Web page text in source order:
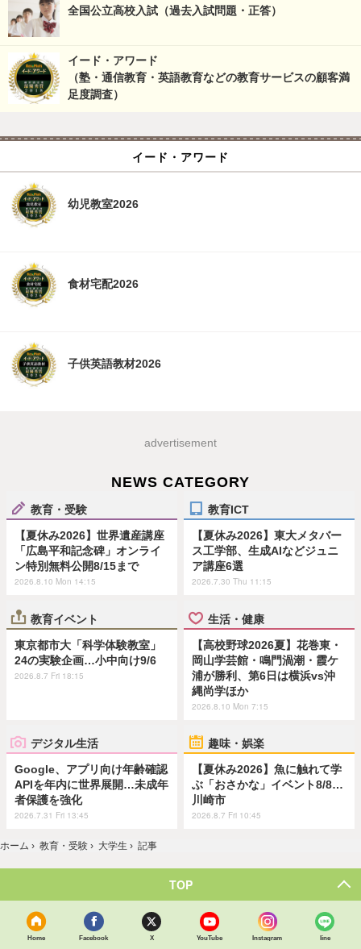
全国公立高校入試（過去入試問題・正答）
イード・アワード
（塾・通信教育・英語教育などの教育サービスの顧客満
足度調査）
イード・アワード
幼児教室2026
食材宅配2026
子供英語教材2026
advertisement
NEWS CATEGORY
教育・受験
【夏休み2026】世界遺産講座
「広島平和記念碑」オンライ
ン特別無料公開8/15まで
2026.8.10 Mon 14:15
教育ICT
【夏休み2026】東大メタバー
ス工学部、生成AIなどジュニ
ア講座6選
2026.7.30 Thu 11:15
教育イベント
東京都市大「科学体験教室」
24の実験企画…小中向け9/6
2026.8.7 Fri 18:15
生活・健康
【高校野球2026夏】花巻東・
岡山学芸館・鳴門渦潮・霞ケ
浦が勝利、第6日は横浜vs沖
縄尚学ほか
2026.8.10 Mon 7:15
デジタル生活
Google、アプリ向け年齢確認
APIを年内に世界展開…未成年
者保護を強化
2026.7.31 Fri 13:45
趣味・娯楽
【夏休み2026】魚に触れて学
ぶ「おさかな」イベント8/8…
川崎市
2026.8.7 Fri 10:45
ホーム › 教育・受験 › 大学生 › 記事
TOP
Home Facebook X YouTube Instagram line